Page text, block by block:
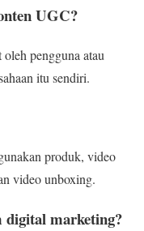
UGC?
pengguna atau
itu sendiri.
produk, video
video unboxing.
digital marketing?